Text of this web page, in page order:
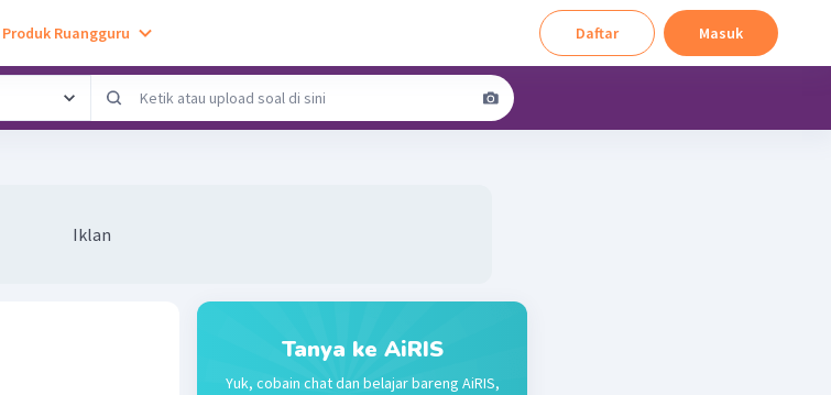
Produk Ruangguru Daftar Masuk
Iklan
Tanya ke AiRIS
Yuk, cobain chat dan belajar bareng AiRIS,